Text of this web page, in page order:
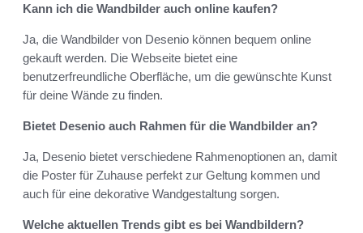
Kann ich die Wandbilder auch online kaufen?
Ja, die Wandbilder von Desenio können bequem online
gekauft werden. Die Webseite bietet eine
benutzerfreundliche Oberfläche, um die gewünschte Kunst
für deine Wände zu finden.
Bietet Desenio auch Rahmen für die Wandbilder an?
Ja, Desenio bietet verschiedene Rahmenoptionen an, damit
die Poster für Zuhause perfekt zur Geltung kommen und
auch für eine dekorative Wandgestaltung sorgen.
Welche aktuellen Trends gibt es bei Wandbildern?